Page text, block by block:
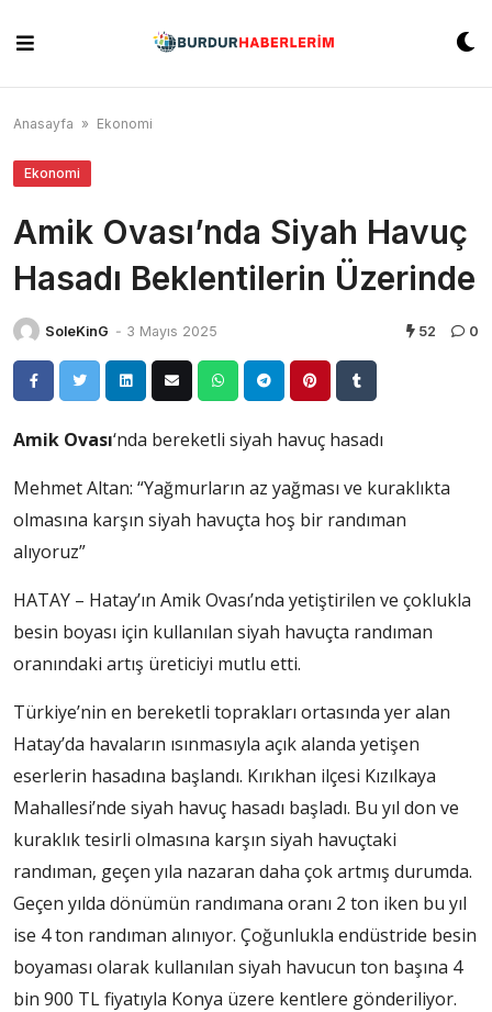
content
Anasayfa » Ekonomi
Ekonomi
Amik Ovası’nda Siyah Havuç
Hasadı Beklentilerin Üzerinde
SoleKinG - 3 Mayıs 2025 52 0
Amik Ovası‘nda bereketli siyah havuç hasadı
Mehmet Altan: “Yağmurların az yağması ve kuraklıkta
olmasına karşın siyah havuçta hoş bir randıman
alıyoruz”
HATAY – Hatay’ın Amik Ovası’nda yetiştirilen ve çoklukla
besin boyası için kullanılan siyah havuçta randıman
oranındaki artış üreticiyi mutlu etti.
Türkiye’nin en bereketli toprakları ortasında yer alan
Hatay’da havaların ısınmasıyla açık alanda yetişen
eserlerin hasadına başlandı. Kırıkhan ilçesi Kızılkaya
Mahallesi’nde siyah havuç hasadı başladı. Bu yıl don ve
kuraklık tesirli olmasına karşın siyah havuçtaki
randıman, geçen yıla nazaran daha çok artmış durumda.
Geçen yılda dönümün randımana oranı 2 ton iken bu yıl
ise 4 ton randıman alınıyor. Çoğunlukla endüstride besin
boyaması olarak kullanılan siyah havucun ton başına 4
bin 900 TL fiyatıyla Konya üzere kentlere gönderiliyor.